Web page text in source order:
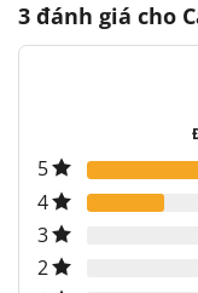
3 đánh giá cho
5
4
3
2